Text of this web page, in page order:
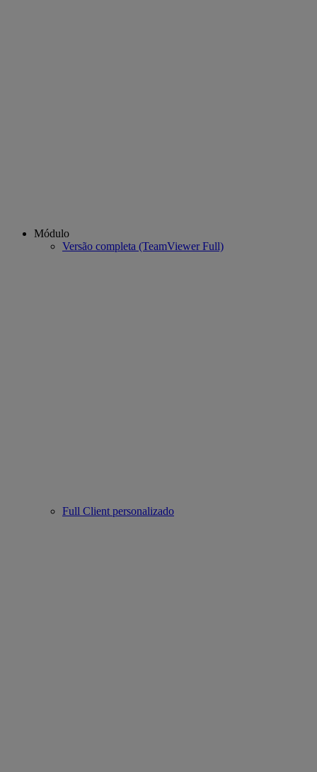
Módulo
Versão completa (TeamViewer Full)
Full Client personalizado